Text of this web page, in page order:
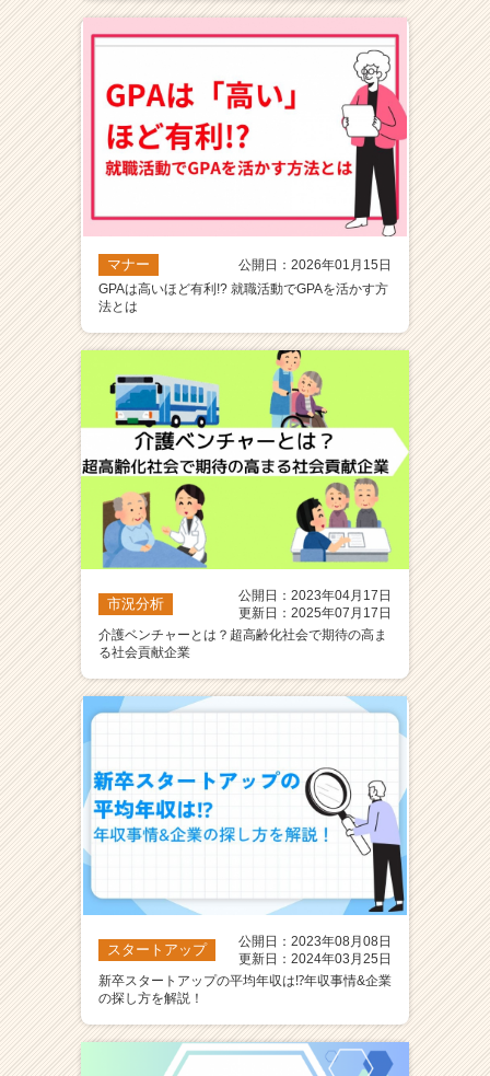
マナー
公開日：2026年01月15日
GPAは高いほど有利!? 就職活動でGPAを活かす方
法とは
市況分析
公開日：2023年04月17日
更新日：2025年07月17日
介護ベンチャーとは？超高齢化社会で期待の高ま
る社会貢献企業
スタートアップ
公開日：2023年08月08日
更新日：2024年03月25日
新卒スタートアップの平均年収は⁉年収事情&企業
の探し方を解説！